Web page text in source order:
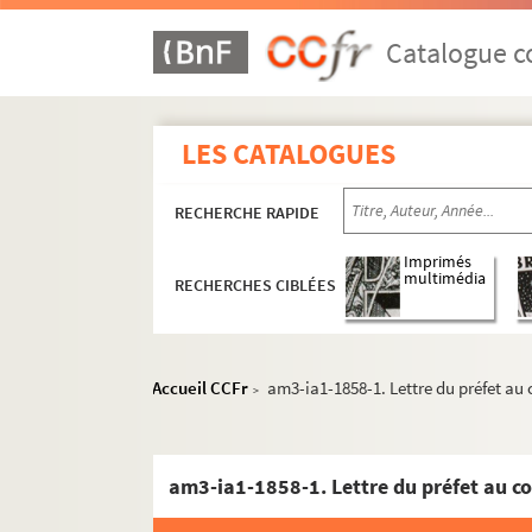
Catalogue
LES CATALOGUES
RECHERCHE RAPIDE
RECHERCHES CIBLÉES
Imprimés
multimédia
Accueil CCFr > am3-ia1-1858-1. Lettre du préfet
am3-ia1-1858-1. Lettre du préfet au